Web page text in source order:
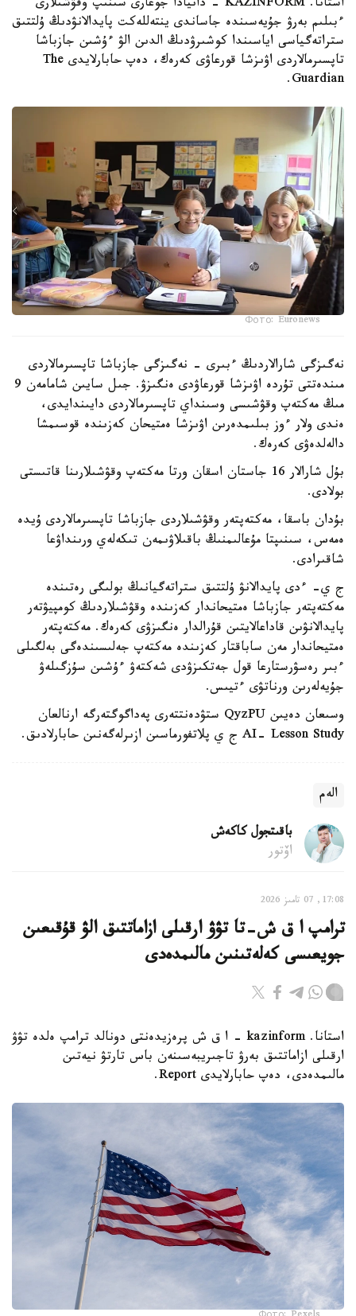
استانا. KAZINFORM - دانيادا جوعارى سىنىپ وقۋشىلارى
ءبىلىم بەرۋ جۇيەسىندە جاساندى ينتەللەكت پايدالانۋدىڭ ۇلتتىق
ستراتەگياسى اياسىندا كوشىرۋدىڭ الدىن الۋ ءۇشىن جازباشا
تاپسىرمالاردى اۋىزشا قورعاۋى كەرەك، دەپ حابارلايدى The
Guardian.
Фото: Euronews
نەگىزگى شارالاردىڭ ءبىرى - نەگىزگى جازباشا تاپسىرمالاردى
مىندەتتى تۇردە اۋىزشا قورعاۋدى ەنگىزۋ. جىل سايىن شامامەن 9
مىڭ مەكتەپ وقۋشىسى وسىنداي تاپسىرمالاردى دايىندايدى،
ەندى ولار ءوز بىلىمدەرىن اۋىزشا ەمتيحان كەزىندە قوسىمشا
دالەلدەۋى كەرەك.
بۇل شارالار 16 جاستان اسقان ورتا مەكتەپ وقۋشىلارىنا قاتىستى
بولادى.
بۇدان باسقا، مەكتەپتەر وقۋشىلاردى جازباشا تاپسىرمالاردى ۇيدە
ەمەس، سىنىپتا مۇعالىمنىڭ باقىلاۋىمەن تىكەلەي ورىنداۋعا
شاقىرادى.
ج ي- ءدى پايدالانۋ ۇلتتىق ستراتەگيانىڭ بولىگى رەتىندە
مەكتەپتەر جازباشا ەمتيحاندار كەزىندە وقۋشىلاردىڭ كومپيۋتەر
پايدالانۋىن قاداعالايتىن قۇرالدار ەنگىزۋى كەرەك. مەكتەپتەر
ەمتيحاندار مەن ساباقتار كەزىندە مەكتەپ جەلىسىندەگى بەلگىلى
ءبىر رەسۋرستارعا قول جەتكىزۋدى شەكتەۋ ءۇشىن سۇزگىلەۋ
جۇيەلەرىن ورناتۋى ءتيىس.
وسىعان دەيىن QyzPU ستۋدەنتتەرى پەداگوگتەرگە ارنالعان
AI- Lesson Study ج ي پلاتفورماسىن ازىرلەگەنىن حابارلادىق.
الەم
باقىتجول كاكەش
اۆتور
17:08, 07 تامىز 2026
ترامپ ا ق ش-تا تۋۋ ارقىلى ازاماتتىق الۋ قۇقىعىن
جويعىسى كەلەتىنىن مالىمدەدى
استانا. kazinform - ا ق ش پرەزيدەنتى دونالد ترامپ ەلدە تۋۋ
ارقىلى ازاماتتىق بەرۋ تاجىريبەسىنەن باس تارتۋ نيەتىن
مالىمدەدى، دەپ حابارلايدى Report.